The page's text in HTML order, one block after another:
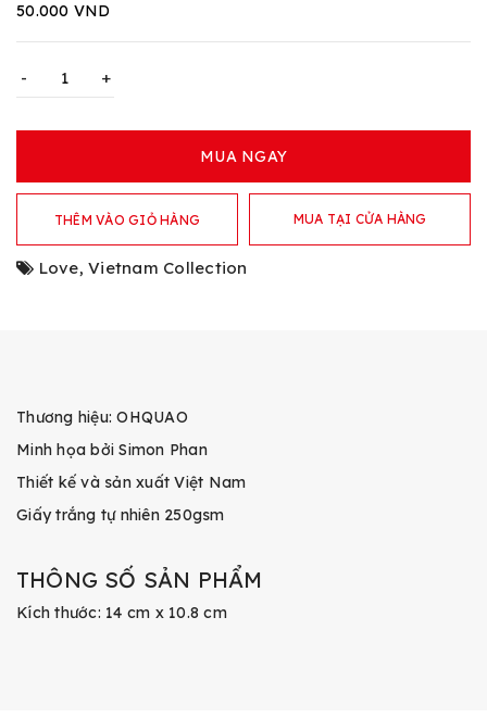
50.000 VND
- +
MUA NGAY
THÊM VÀO GIỎ HÀNG MUA TẠI CỬA HÀNG
Love, Vietnam Collection
Thương hiệu: OHQUAO
Minh họa bởi Simon Phan
Thiết kế và sản xuất Việt Nam
Giấy trắng tự nhiên 250gsm
THÔNG SỐ SẢN PHẨM
Kích thước: 14 cm x 10.8 cm